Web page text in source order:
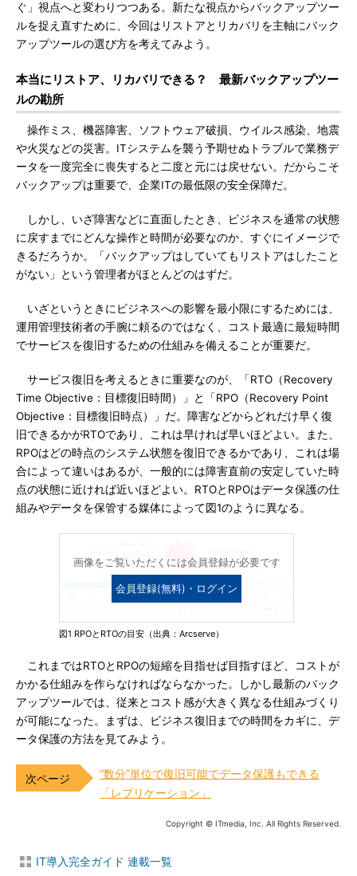
ぐ」視点へと変わりつつある。新たな視点からバックアップツー
ルを捉え直すために、今回はリストアとリカバリを主軸にバック
アップツールの選び方を考えてみよう。
本当にリストア、リカバリできる？ 最新バックアップツー
ルの勘所
操作ミス、機器障害、ソフトウェア破損、ウイルス感染、地震
や火災などの災害。ITシステムを襲う予期せぬトラブルで業務デ
ータを一度完全に喪失すると二度と元には戻せない。だからこそ
バックアップは重要で、企業ITの最低限の安全保障だ。
しかし、いざ障害などに直面したとき、ビジネスを通常の状態
に戻すまでにどんな操作と時間が必要なのか、すぐにイメージで
きるだろうか。「バックアップはしていてもリストアはしたこと
がない」という管理者がほとんどのはずだ。
いざというときにビジネスへの影響を最小限にするためには、
運用管理技術者の手腕に頼るのではなく、コスト最適に最短時間
でサービスを復旧するための仕組みを備えることが重要だ。
サービス復旧を考えるときに重要なのが、「RTO（Recovery
Time Objective：目標復旧時間）」と「RPO（Recovery Point
Objective：目標復旧時点）」だ。障害などからどれだけ早く復
旧できるかがRTOであり、これは早ければ早いほどよい。また、
RPOはどの時点のシステム状態を復旧できるかであり、これは場
合によって違いはあるが、一般的には障害直前の安定していた時
点の状態に近ければ近いほどよい。RTOとRPOはデータ保護の仕
組みやデータを保管する媒体によって図1のように異なる。
画像をご覧いただくには会員登録が必要です
会員登録(無料)・ログイン
図1 RPOとRTOの目安（出典：Arcserve）
これまではRTOとRPOの短縮を目指せば目指すほど、コストが
かかる仕組みを作らなければならなかった。しかし最新のバック
アップツールでは、従来とコスト感が大きく異なる仕組みづくり
が可能になった。まずは、ビジネス復旧までの時間をカギに、デ
ータ保護の方法を見てみよう。
“数分”単位で復旧可能でデータ保護もできる
「レプリケーション」
Copyright © ITmedia, Inc. All Rights Reserved.
IT導入完全ガイド 連載一覧